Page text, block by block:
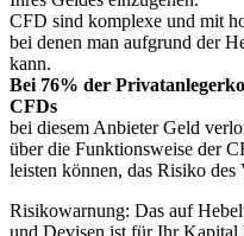
CFD sind komplexe und mit
bei denen man aufgrund der
kann.
Bei 76% der
CFDs
bei diesem Anbieter Geld
über die Funktionsweise der
leisten können, das Risiko des
Risikowarnung: Das auf
und Devisen ist für Ihr Kapital